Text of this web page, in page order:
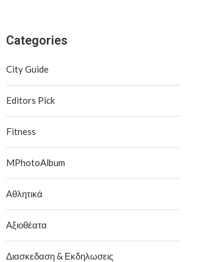
Categories
City Guide
Editors Pick
Fitness
MPhotoAlbum
Αθλητικά
Αξιοθέατα
Διασκεδαση & Εκδηλωσεις